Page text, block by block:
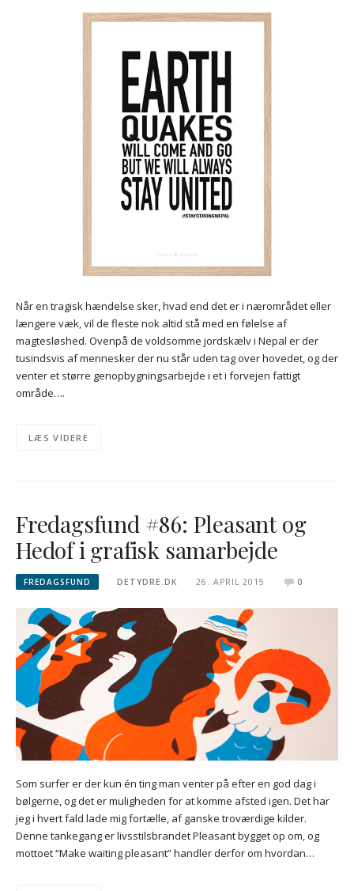
Når en tragisk hændelse sker, hvad end det er i nærområdet eller
længere væk, vil de fleste nok altid stå med en følelse af
magtesløshed. Ovenpå de voldsomme jordskælv i Nepal er der
tusindsvis af mennesker der nu står uden tag over hovedet, og der
venter et større genopbygningsarbejde i et i forvejen fattigt
område….
LÆS VIDERE
Fredagsfund #86: Pleasant og
Hedof i grafisk samarbejde
FREDAGSFUND DETYDRE.DK 26. APRIL 2015 0
Som surfer er der kun én ting man venter på efter en god dag i
bølgerne, og det er muligheden for at komme afsted igen. Det har
jeg i hvert fald lade mig fortælle, af ganske troværdige kilder.
Denne tankegang er livsstilsbrandet Pleasant bygget op om, og
mottoet “Make waiting pleasant” handler derfor om hvordan…